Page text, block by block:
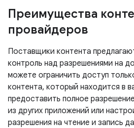
Преимущества
провайдеров
Поставщики контента
контроль над разрешениями на
можете ограничить доступ
контента, который находится в
предоставить полное
из других приложений или
разрешения на чтение и запись